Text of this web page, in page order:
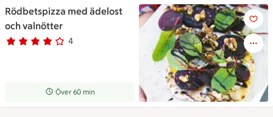
Rödbetspizza med ädelost
och valnötter
Betyg 4 av 5.
4
4 personer har röstat
Receptet tar Över 60 min att tillaga
Över 60 min
Rödbetspizza med ädelost